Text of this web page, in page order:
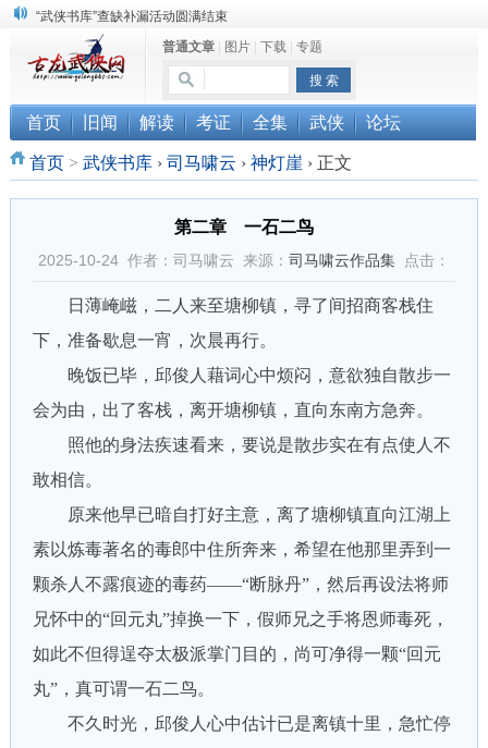
“武侠书库”查缺补漏活动圆满结束
《古龙小说原貌探究》修订版已上市
顾雪衣《古龙武侠小说知见录》上市
普通文章| 图片| 下载| 专题
首页 旧闻 解读 考证 全集 武侠 论坛
首页> 武侠书库 › 司马啸云 › 神灯崖 ›正文
第二章 一石二鸟
2025-10-24 作者：司马啸云 来源： 司马啸云作品集点击：
日薄崦嵫，二人来至塘柳镇，寻了间招商客栈住
下，准备歇息一宵，次晨再行。
晚饭已毕，邱俊人藉词心中烦闷，意欲独自散步一
会为由，出了客栈，离开塘柳镇，直向东南方急奔。
照他的身法疾速看来，要说是散步实在有点使人不
敢相信。
原来他早已暗自打好主意，离了塘柳镇直向江湖上
素以炼毒著名的毒郎中住所奔来，希望在他那里弄到一
颗杀人不露痕迹的毒药——“断脉丹”，然后再设法将师
兄怀中的“回元丸”掉换一下，假师兄之手将恩师毒死，
如此不但得逞夺太极派掌门目的，尚可净得一颗“回元
丸”，真可谓一石二鸟。
不久时光，邱俊人心中估计已是离镇十里，急忙停